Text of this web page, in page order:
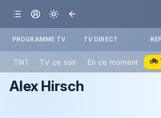
PROGRAMME TV TV DIRECT
TNT TV ce soir En ce moment 🚲
Alex Hirsch